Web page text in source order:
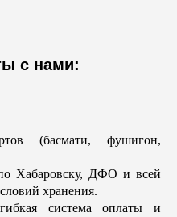
с нами:
(басмати, фушигон,
Хабаровску, ДФО и всей
хранения.
система оплаты и